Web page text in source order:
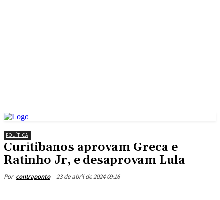
POLÍTICA
Curitibanos aprovam Greca e
Ratinho Jr, e desaprovam Lula
Por contraponto 23 de abril de 2024 09:16